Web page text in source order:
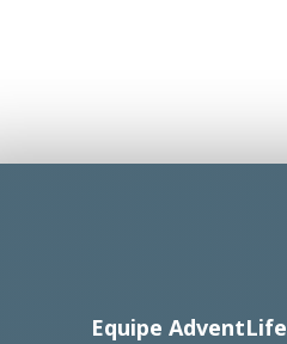
Equipe AdventLife